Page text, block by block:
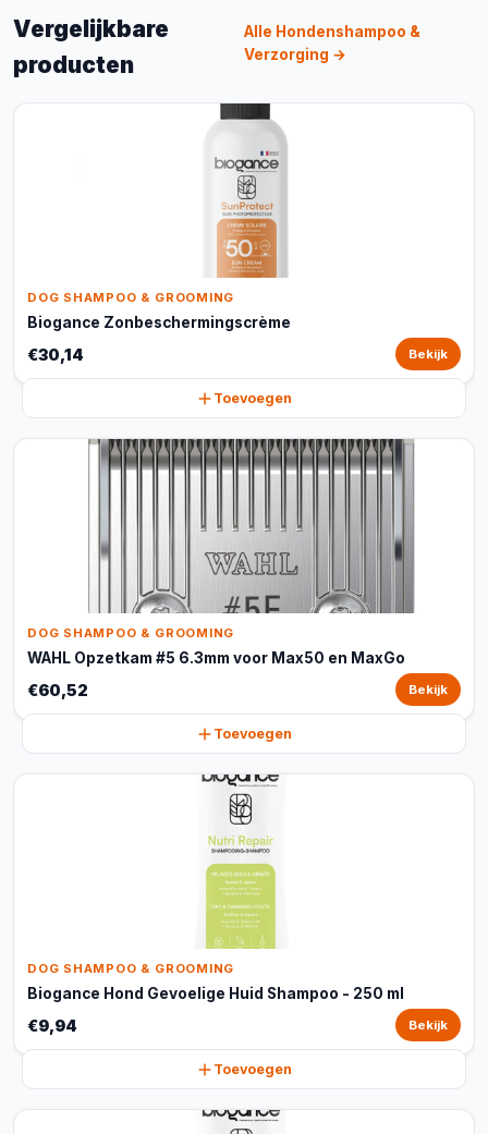
Vergelijkbare
producten
Alle Hondenshampoo &
Verzorging →
DOG SHAMPOO & GROOMING
Biogance Zonbeschermingscrème
€30,14 Bekijk
Toevoegen
DOG SHAMPOO & GROOMING
WAHL Opzetkam #5 6.3mm voor Max50 en MaxGo
€60,52 Bekijk
Toevoegen
DOG SHAMPOO & GROOMING
Biogance Hond Gevoelige Huid Shampoo - 250 ml
€9,94 Bekijk
Toevoegen